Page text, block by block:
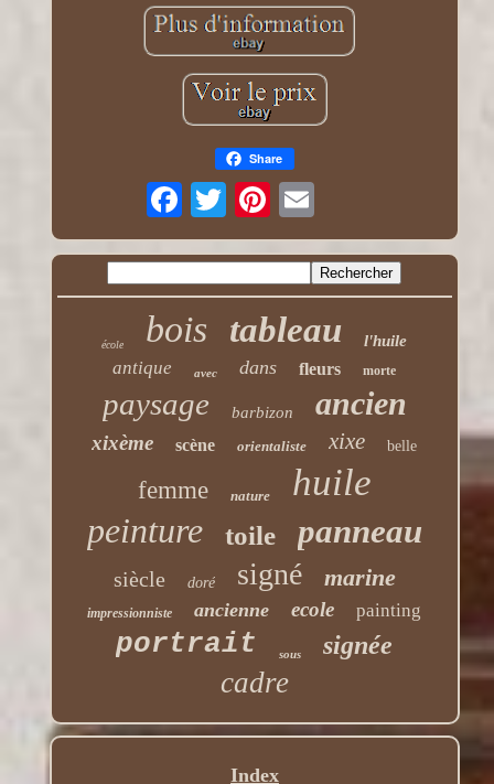
Share
école bois tableau l'huile
antique avec dans fleurs morte
paysage barbizon ancien
xixème scène orientaliste xixe belle
femme nature huile
peinture toile panneau
siècle doré signé marine
impressionniste ancienne ecole painting
portrait sous signée
cadre
Index